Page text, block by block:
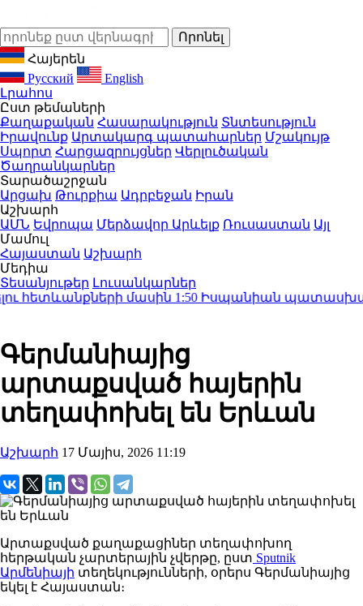
Հայերեն
Русский
English
Լրահոս
Ըստ թեմաների
Քաղաքական Հասարակություն Տնտեսություն
Իրավունք Արտակարգ պատահարներ Մշակույթ
Սպորտ Հարցազրույցներ Վերլուծական
Ծաղրանկարներ
Տարածաշրջան
Արցախ Թուրքիա Ադրբեջան Իրան
Աշխարհ
ԱՄՆ Եվրոպա Մերձավոր Արևելք Ռուսաստան Այլ
Մամուլ
Հայաստան Աշխարհ
Մեդիա
Տեսանյութեր Լուսանկարներ
հետևանքների մասին1:50 Իսպանիան պատասխան
Գերմանիայից
արտաքսված հայերին
տեղափոխել են Երևան
Աշխարհ 17 Մայիս, 2026 11:19
Արտաքսված քաղաքացիներ տեղափոխող
հերթական չարտերային չվերթը, ըստ Sputnik
Արմենիայի տեղեկությունների, օրերս Գերմանիայից
եկել է Հայաստան։